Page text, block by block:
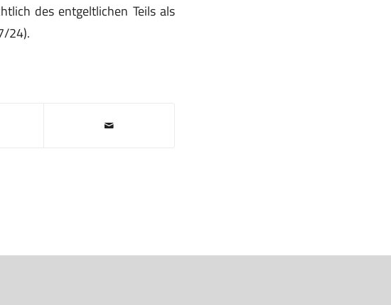
des entgeltlichen Teils als
24).